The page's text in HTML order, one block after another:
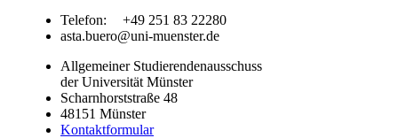
Telefon:
+49 251 83 22280
asta.buero@uni-muenster.de
Allgemeiner Studierendenausschuss
der Universität Münster
Scharnhorststraße 48
48151 Münster
Kontaktformular